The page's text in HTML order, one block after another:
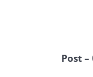
Post –